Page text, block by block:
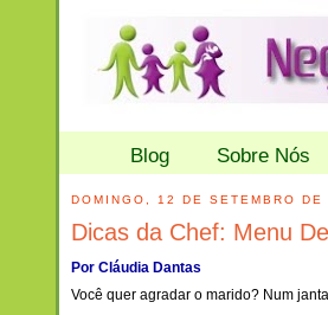
Blog Sobre Nós
DOMINGO, 12 DE SETEMBRO DE
Dicas da Chef: Menu
Por Cláudia Dantas
Você quer agradar o marido? Num